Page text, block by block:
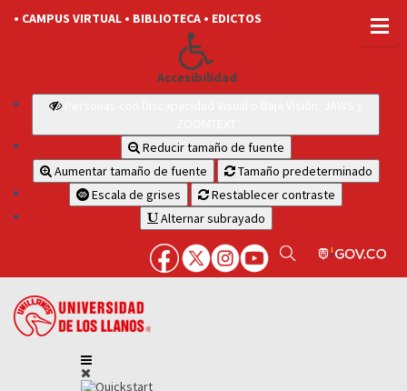
• CAMPUS VIRTUAL • BIBLIOTECA • EDICTOS
Accesibilidad
Reducir tamaño de fuente
Aumentar tamaño de fuente
Tamaño predeterminado
Escala de grises
Restablecer contraste
Alternar subrayado